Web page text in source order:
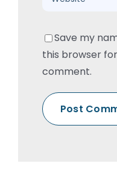
Save my
this browser
comment.